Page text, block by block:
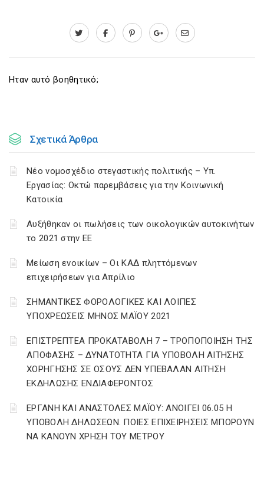
Ηταν αυτό βοηθητικό;
Σχετικά Άρθρα
Νέο νομοσχέδιο στεγαστικής πολιτικής – Υπ.
Εργασίας: Οκτώ παρεμβάσεις για την Κοινωνική
Κατοικία
Αυξήθηκαν οι πωλήσεις των οικολογικών αυτοκινήτων
το 2021 στην ΕΕ
Μείωση ενοικίων – Οι ΚΑΔ πληττόμενων
επιχειρήσεων για Απρίλιο
ΣΗΜΑΝΤΙΚΕΣ ΦΟΡΟΛΟΓΙΚΕΣ ΚΑΙ ΛΟΙΠΕΣ
ΥΠΟΧΡΕΩΣΕΙΣ ΜΗΝΟΣ ΜΑΪΟΥ 2021
ΕΠΙΣΤΡΕΠΤΕΑ ΠΡΟΚΑΤΑΒΟΛΗ 7 – ΤΡΟΠΟΠΟΙΗΣΗ ΤΗΣ
ΑΠΟΦΑΣΗΣ – ΔΥΝΑΤΟΤΗΤΑ ΓΙΑ ΥΠΟΒΟΛΗ ΑΙΤΗΣΗΣ
ΧΟΡΗΓΗΣΗΣ ΣΕ ΟΣΟΥΣ ΔΕΝ ΥΠΕΒΑΛΑΝ ΑΙΤΗΣΗ
ΕΚΔΗΛΩΣΗΣ ΕΝΔΙΑΦΕΡΟΝΤΟΣ
ΕΡΓΑΝΗ ΚΑΙ ΑΝΑΣΤΟΛΕΣ ΜΑΪΟΥ: ΑΝΟΙΓΕΙ 06.05 Η
ΥΠΟΒΟΛΗ ΔΗΛΩΣΕΩΝ. ΠΟΙΕΣ ΕΠΙΧΕΙΡΗΣΕΙΣ ΜΠΟΡΟΥΝ
ΝΑ ΚΑΝΟΥΝ ΧΡΗΣΗ ΤΟΥ ΜΕΤΡΟΥ